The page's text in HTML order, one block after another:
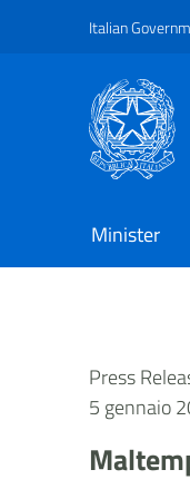
Vai al
Raggiungi il
Italian
Minister
Press
5 gennaio